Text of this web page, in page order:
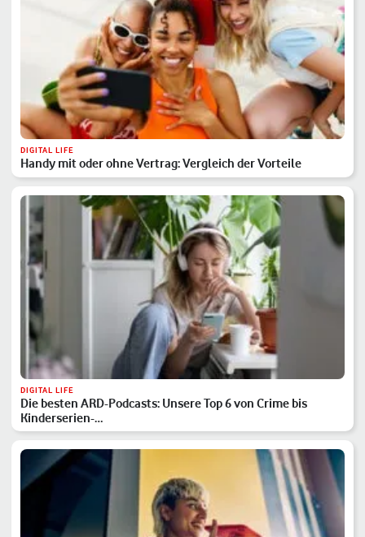
DIGITAL LIFE
Handy mit oder ohne Vertrag: Vergleich der Vorteile
DIGITAL LIFE
Die besten ARD-Podcasts: Unsere Top 6 von Crime bis
Kinderserien-…